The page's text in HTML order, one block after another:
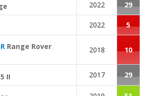
2022 29
2022 5
Range Rover
2018 10
II 2017 29